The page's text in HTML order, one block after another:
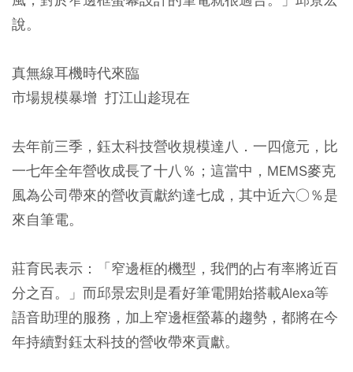
說。
真無線耳機時代來臨
市場規模暴增 打江山趁現在
去年前三季，鈺太科技營收規模達八．一四億元，比
一七年全年營收成長了十八％；這當中，MEMS麥克
風為公司帶來的營收貢獻約達七成，其中近六○％是
來自筆電。
莊育民表示：「窄邊框的機型，我們的占有率將近百
分之百。」而邱景宏則是看好筆電開始搭載Alexa等
語音助理的服務，加上窄邊框螢幕的趨勢，都將在今
年持續對鈺太科技的營收帶來貢獻。